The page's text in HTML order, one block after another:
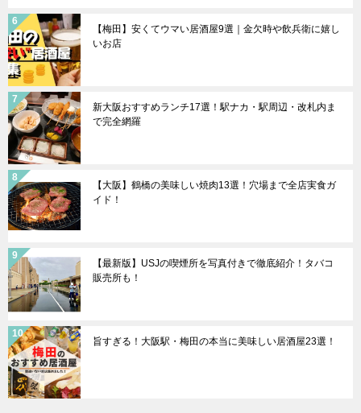
【梅田】安くてウマい居酒屋9選｜金欠時や飲兵衛に嬉し
いお店
新大阪おすすめランチ17選！駅ナカ・駅周辺・改札内ま
で完全網羅
【大阪】鶴橋の美味しい焼肉13選！穴場まで全店実食ガ
イド！
【最新版】USJの喫煙所を写真付きで徹底紹介！タバコ
販売所も！
旨すぎる！大阪駅・梅田の本当に美味しい居酒屋23選！